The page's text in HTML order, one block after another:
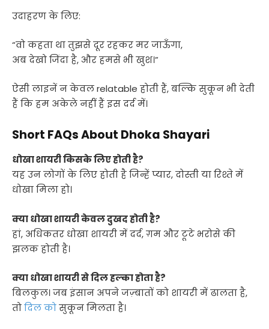
उदाहरण के लिए:
“वो कहता था तुझसे दूर रहकर मर जाऊँगा,
अब देखो जिंदा है, और हमसे भी खुश।”
ऐसी लाइनें न केवल relatable होती हैं, बल्कि सुकून भी देती
हैं कि हम अकेले नहीं हैं इस दर्द में।
Short FAQs About Dhoka Shayari
धोखा शायरी किसके लिए होती है?
यह उन लोगों के लिए होती है जिन्हें प्यार, दोस्ती या रिश्ते में
धोखा मिला हो।
क्या धोखा शायरी केवल दुखद होती है?
हां, अधिकतर धोखा शायरी में दर्द, ग़म और टूटे भरोसे की
झलक होती है।
क्या धोखा शायरी से दिल हल्का होता है?
बिलकुल। जब इंसान अपने जज़्बातों को शायरी में ढालता है,
तोदिल कोसुकून मिलता है।